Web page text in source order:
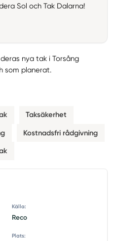
Sol och Tak Dalarna!
nya tak i Torsång
som planerat.
Taksäkerhet
Kostnadsfri rådgivning
Källa:
Reco
Plats: